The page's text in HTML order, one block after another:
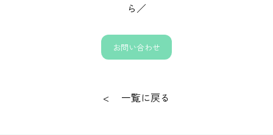
ら／
お問い合わせ
< 一覧に戻る